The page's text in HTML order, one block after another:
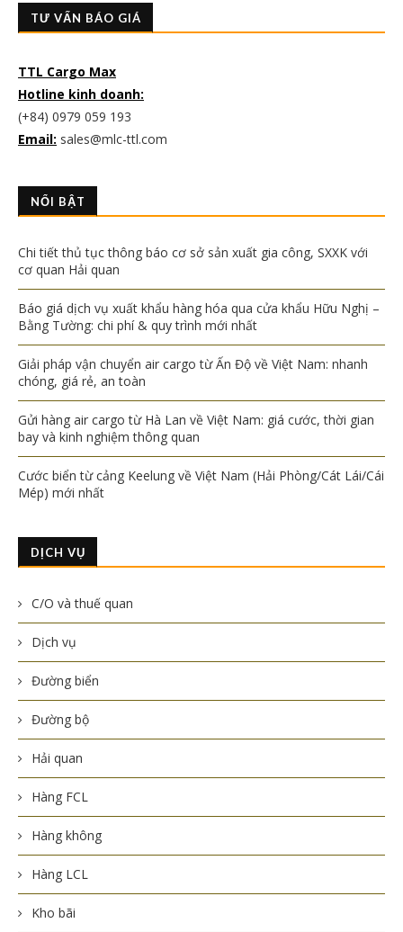
TƯ VẤN BÁO GIÁ
TTL Cargo Max
Hotline kinh doanh:
(+84) 0979 059 193
Email: sales@mlc-ttl.com
NỔI BẬT
Chi tiết thủ tục thông báo cơ sở sản xuất gia công, SXXK với
cơ quan Hải quan
Báo giá dịch vụ xuất khẩu hàng hóa qua cửa khẩu Hữu Nghị –
Bằng Tường: chi phí & quy trình mới nhất
Giải pháp vận chuyển air cargo từ Ấn Độ về Việt Nam: nhanh
chóng, giá rẻ, an toàn
Gửi hàng air cargo từ Hà Lan về Việt Nam: giá cước, thời gian
bay và kinh nghiệm thông quan
Cước biển từ cảng Keelung về Việt Nam (Hải Phòng/Cát Lái/Cái
Mép) mới nhất
DỊCH VỤ
C/O và thuế quan
Dịch vụ
Đường biển
Đường bộ
Hải quan
Hàng FCL
Hàng không
Hàng LCL
Kho bãi